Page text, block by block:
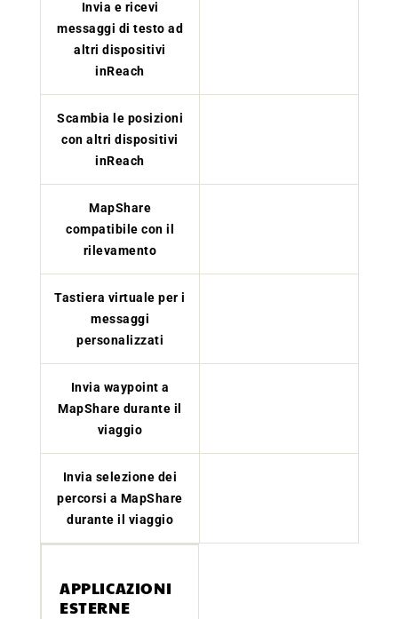
Invia e ricevi
messaggi di testo ad
altri dispositivi
inReach
Scambia le posizioni
con altri dispositivi
inReach
MapShare
compatibile con il
rilevamento
Tastiera virtuale per i
messaggi
personalizzati
Invia waypoint a
MapShare durante il
viaggio
Invia selezione dei
percorsi a MapShare
durante il viaggio
APPLICAZIONI
ESTERNE